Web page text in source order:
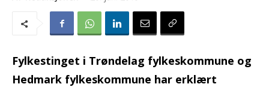
Fylkestinget i Trøndelag fylkeskommune og
Hedmark fylkeskommune har erklært